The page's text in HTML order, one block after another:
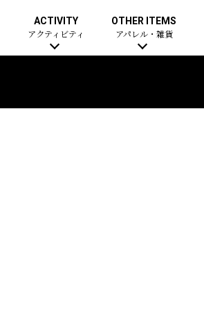
ACTIVITY
アクティビティ
OTHER ITEMS
アパレル・雑貨